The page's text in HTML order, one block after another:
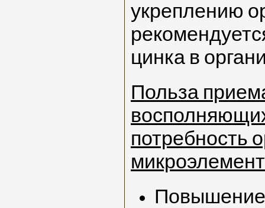
укреплению
цинка в
Польза
потребность